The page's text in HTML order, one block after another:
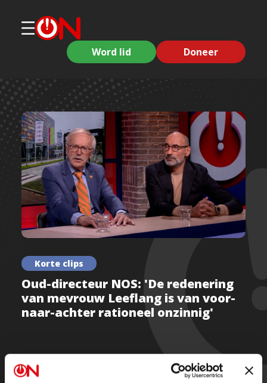
Word lid Doneer
Korte clips
Oud-directeur NOS: 'De redenering
van mevrouw Leeflang is van voor-
naar-achter rationeel onzinnig'
Vanwege de extra zendtijd is Ongehoord Nieuws in